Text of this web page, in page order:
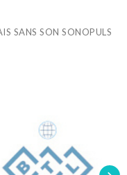
SANS SON SONOPULS